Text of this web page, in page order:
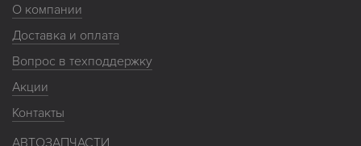
О компании
Доставка и оплата
Вопрос в техподдержку
Акции
Контакты
АВТОЗАПЧАСТИ